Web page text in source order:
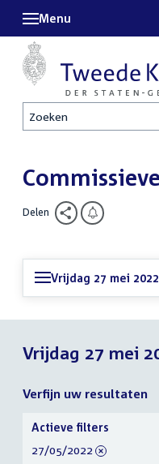
Zoeken
Menu
Delen
Vrijdag 27 mei 2022
Vrijdag 27 mei
Verfijn uw resultaten
Verfijn
uw
resultaten
Actieve filters
verwijder
27/05/2022